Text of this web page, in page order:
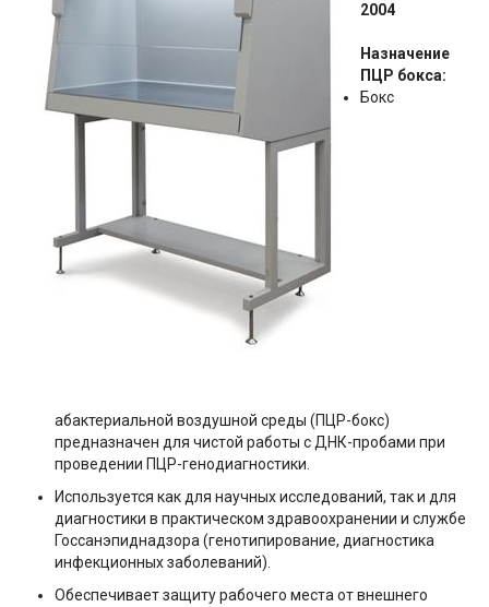
2004
Назначение
ПЦР бокса:
Бокс
абактериальной воздушной среды (ПЦР-бокс)
предназначен для чистой работы с ДНК-пробами при
проведении ПЦР-генодиагностики.
Используется как для научных исследований, так и для
диагностики в практическом здравоохранении и службе
Госсанэпиднадзора (генотипирование, диагностика
инфекционных заболеваний).
Обеспечивает защиту рабочего места от внешнего